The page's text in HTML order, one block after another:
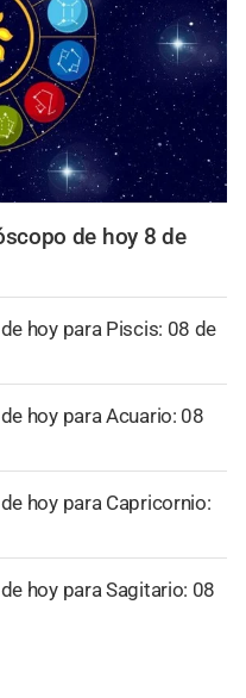
de hoy 8 de
hoy para Piscis: 08 de
hoy para Acuario: 08
hoy para Capricornio:
hoy para Sagitario: 08